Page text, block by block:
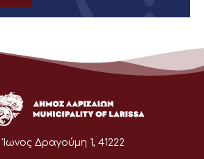
Ίωνος Δραγούμη 1, 41222